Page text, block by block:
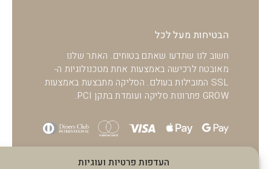
העדפות פרטיות ועוגיות
הבטיחות מעל לכל
חשוב לנו שתדעו שאתם בטוחים. האתר שלנו
מאובטח לרכישה באמצעות אחת מטכנולוגיות ה-
SSL המובילות בעולם. הסליקה מתבצעת באמצעות
GROW פתרונות סליקה ועומדת בתקן PCI.